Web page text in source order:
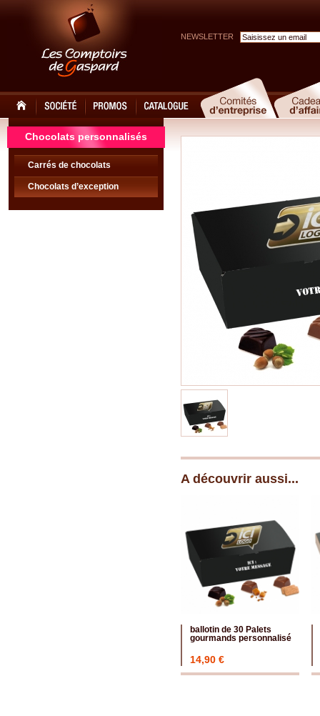
NEWSLETTER
Chocolats personnalisés
Carrés de chocolats
Chocolats d’exception
A découvrir aussi...
ballotin de 30 Palets
gourmands personnalisé
14,90 €